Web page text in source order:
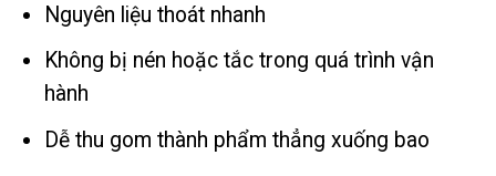
Nguyên liệu thoát nhanh
Không bị nén hoặc tắc trong quá trình vận
hành
Dễ thu gom thành phẩm thẳng xuống bao